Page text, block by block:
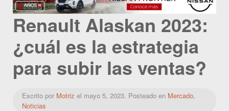
Renault Alaskan 2023:
¿cuál es la estrategia
para subir las ventas?
Escrito por Motriz el mayo 5, 2023. Posteado en Mercado,
Noticias